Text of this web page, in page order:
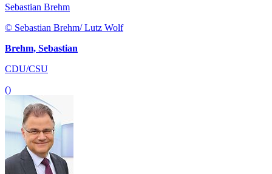
Sebastian Brehm
© Sebastian Brehm/ Lutz Wolf
Brehm, Sebastian
CDU/CSU
()